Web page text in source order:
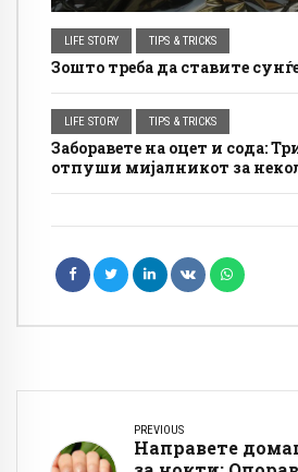
LIFE STORY TIPS & TRICKS
Зошто треба да ставите
LIFE STORY TIPS & TRICKS
Заборавете на оцет и сода:
отпуши мијалникот за
PREVIOUS
Направете